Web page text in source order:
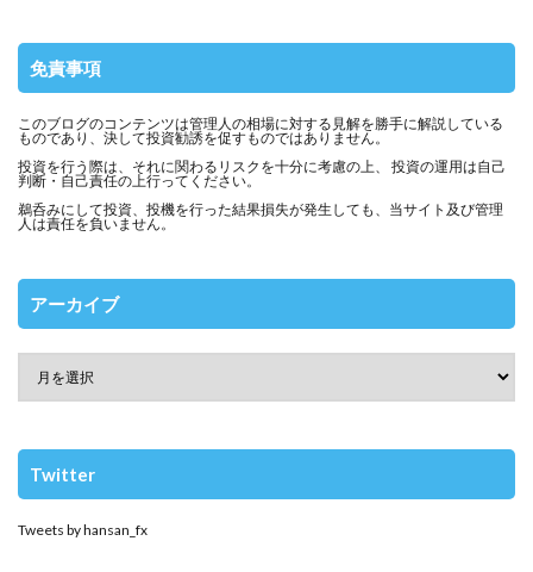
免責事項
このブログのコンテンツは管理人の相場に対する見解を勝手に解説している
ものであり、決して投資勧誘を促すものではありません。
投資を行う際は、それに関わるリスクを十分に考慮の上、 投資の運用は自己
判断・自己責任の上行ってください。
鵜呑みにして投資、投機を行った結果損失が発生しても、当サイト及び管理
人は責任を負いません。
アーカイブ
Twitter
Tweets by hansan_fx